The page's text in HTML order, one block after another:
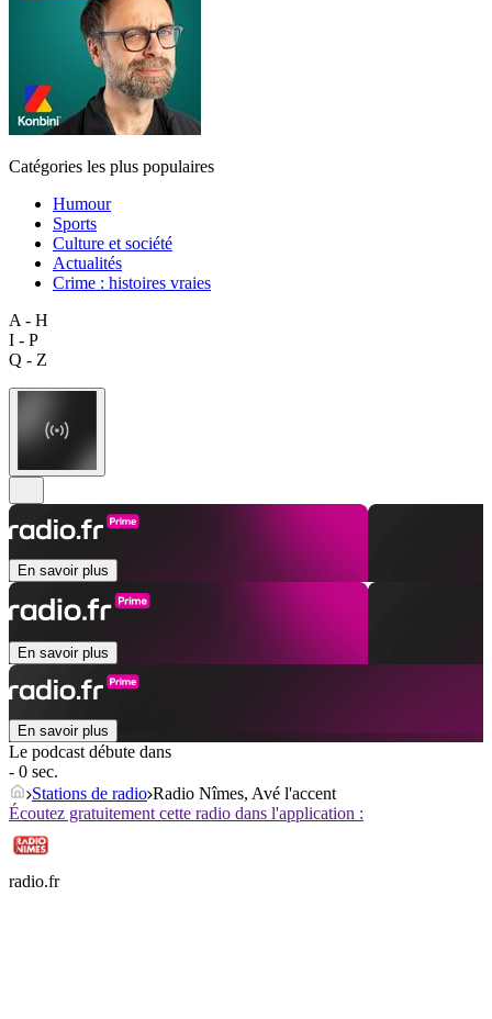
Catégories les plus populaires
Humour
Sports
Culture et société
Actualités
Crime : histoires vraies
A - H
I - P
Q - Z
En savoir plus
En savoir plus
En savoir plus
Le podcast débute dans
- 0 sec.
Stations de radio Radio Nîmes, Avé l'accent
Écoutez gratuitement cette radio dans l'application :
radio.fr